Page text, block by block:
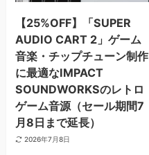
【25%OFF】「SUPER
AUDIO CART 2」ゲーム
音楽・チップチューン制作
に最適なIMPACT
SOUNDWORKSのレトロ
ゲーム音源（セール期間7
月8日まで延長）
2026年7月8日